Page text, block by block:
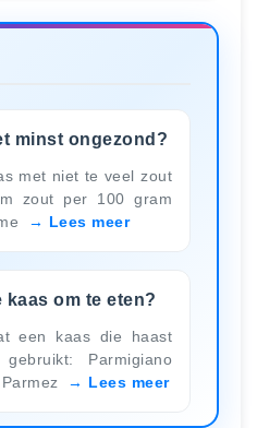
minst ongezond?
met niet te veel zout
zout per 100 gram
Lees meer
kaas om te eten?
een kaas die haast
Parmigiano
Lees meer